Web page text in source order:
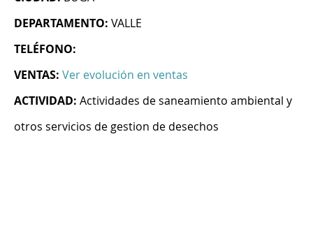
DEPARTAMENTO: VALLE
TELÉFONO:
VENTAS: Ver evolución en ventas
ACTIVIDAD: Actividades de saneamiento ambiental y
otros servicios de gestion de desechos